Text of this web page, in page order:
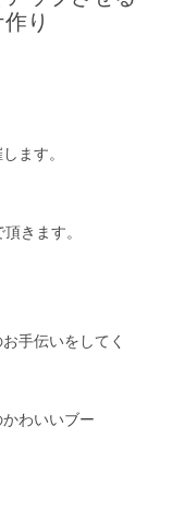
り
ます。
きます。
手伝いをしてく
わいいブー